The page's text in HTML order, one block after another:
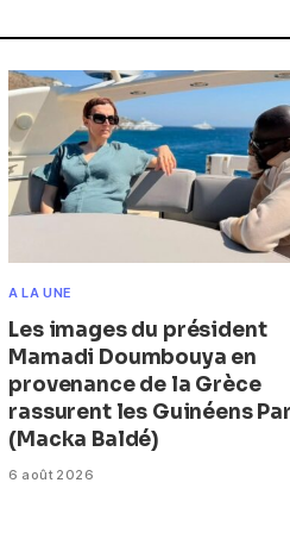
A LA UNE
Les images du président
Mamadi Doumbouya en
provenance de la Grèce
rassurent les Guinéens Par
(Macka Baldé)
6 août 2026